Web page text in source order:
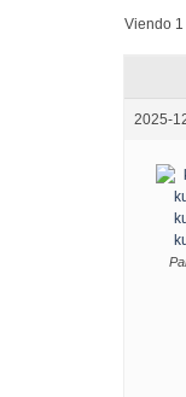
Viendo
2025-